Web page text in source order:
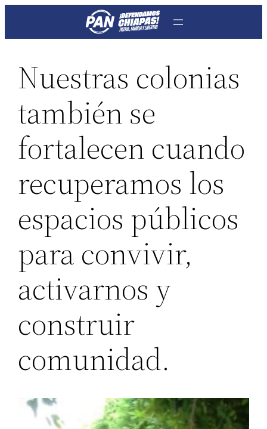
Nuestras colonias
también se
fortalecen cuando
recuperamos los
espacios públicos
para convivir,
activarnos y
construir
comunidad.